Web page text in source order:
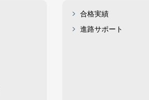
合格実績
進路サポート